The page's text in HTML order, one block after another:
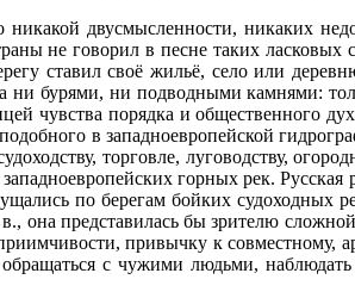
никакой двусмысленности, никаких
не говорил в песне таких ласковых
ставил своё жильё, село или
ни бурями, ни подводными камнями:
чувства порядка и общественного
в западноевропейской
торговле, луговодству,
горных рек.
по берегам бойких судоходных
представилась бы зрителю
привычку к совместному,
с чужими людьми,